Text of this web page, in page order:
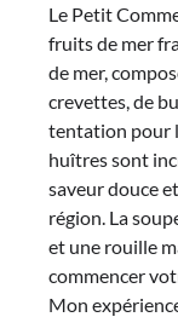
Le Petit
fruits de mer
de mer,
crevettes, de
tentation pour
huîtres sont
saveur douce
région. La
et une rouille
commencer
Mon